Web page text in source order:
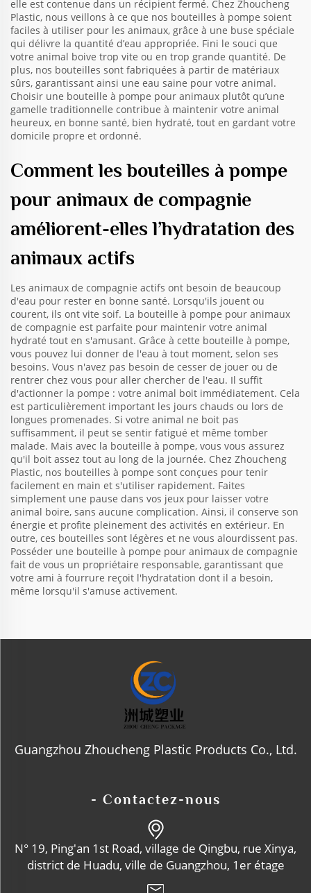
elle est contenue dans un récipient fermé. Chez Zhoucheng
Plastic, nous veillons à ce que nos bouteilles à pompe soient
faciles à utiliser pour les animaux, grâce à une buse spéciale
qui délivre la quantité d’eau appropriée. Fini le souci que
votre animal boive trop vite ou en trop grande quantité. De
plus, nos bouteilles sont fabriquées à partir de matériaux
sûrs, garantissant ainsi une eau saine pour votre animal.
Choisir une bouteille à pompe pour animaux plutôt qu’une
gamelle traditionnelle contribue à maintenir votre animal
heureux, en bonne santé, bien hydraté, tout en gardant votre
domicile propre et ordonné.
Comment les bouteilles à pompe
pour animaux de compagnie
améliorent-elles l’hydratation des
animaux actifs
Les animaux de compagnie actifs ont besoin de beaucoup
d'eau pour rester en bonne santé. Lorsqu'ils jouent ou
courent, ils ont vite soif. La bouteille à pompe pour animaux
de compagnie est parfaite pour maintenir votre animal
hydraté tout en s'amusant. Grâce à cette bouteille à pompe,
vous pouvez lui donner de l'eau à tout moment, selon ses
besoins. Vous n'avez pas besoin de cesser de jouer ou de
rentrer chez vous pour aller chercher de l'eau. Il suffit
d'actionner la pompe : votre animal boit immédiatement. Cela
est particulièrement important les jours chauds ou lors de
longues promenades. Si votre animal ne boit pas
suffisamment, il peut se sentir fatigué et même tomber
malade. Mais avec la bouteille à pompe, vous vous assurez
qu'il boit assez tout au long de la journée. Chez Zhoucheng
Plastic, nos bouteilles à pompe sont conçues pour tenir
facilement en main et s'utiliser rapidement. Faites
simplement une pause dans vos jeux pour laisser votre
animal boire, sans aucune complication. Ainsi, il conserve son
énergie et profite pleinement des activités en extérieur. En
outre, ces bouteilles sont légères et ne vous alourdissent pas.
Posséder une bouteille à pompe pour animaux de compagnie
fait de vous un propriétaire responsable, garantissant que
votre ami à fourrure reçoit l'hydratation dont il a besoin,
même lorsqu'il s'amuse activement.
Guangzhou Zhoucheng Plastic Products Co., Ltd.
- Contactez-nous
N° 19, Ping'an 1st Road, village de Qingbu, rue Xinya,
district de Huadu, ville de Guangzhou, 1er étage